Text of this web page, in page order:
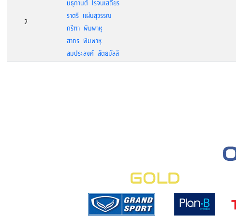
2
มธุกานต์ โรจนเสถียร
ราตรี แผ่นสุวรรณ
กรีฑา พิมพาหุ
สาทร พิมพาหุ
สมประสงค์ สัตยมัลลี